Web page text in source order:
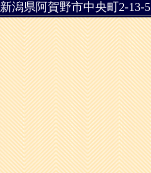
新潟県阿賀野市中央町2-13-5